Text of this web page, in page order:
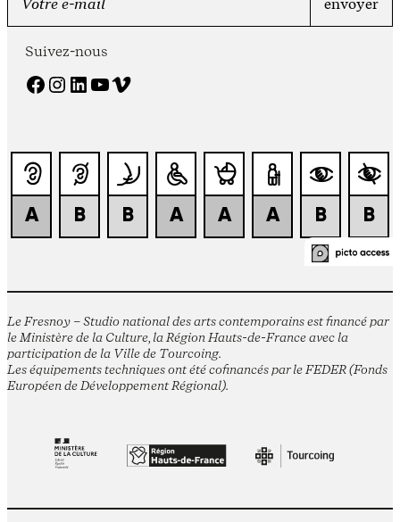
Suivez-nous
Facebook Instagram LinkedIn YouTube Vimeo
Le Fresnoy – Studio national des arts contemporains est financé par
le Ministère de la Culture, la Région Hauts-de-France avec la
participation de la Ville de Tourcoing.
Les équipements techniques ont été cofinancés par le FEDER (Fonds
Européen de Développement Régional).